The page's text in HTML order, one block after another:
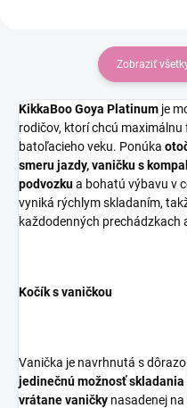
Zobraziť
KikkaBoo Goya Platinum je
rodičov, ktorí chcú
batoľacieho veku. Ponúka
smeru jazdy, vaničku s
podvozkua bohatú výbavu v
vyniká rýchlym skladaním,
každodenných prechádzkach
Kočík s vaničkou
Vanička je navrhnutá s
jedinečnú možnosť
vrátane vaničky nasadenej